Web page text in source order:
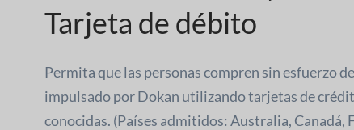
Tarjeta de débito
Permita que las personas compren sin esfuerzo
impulsado por Dokan utilizando tarjetas de
conocidas. (Países admitidos: Australia, Canadá,